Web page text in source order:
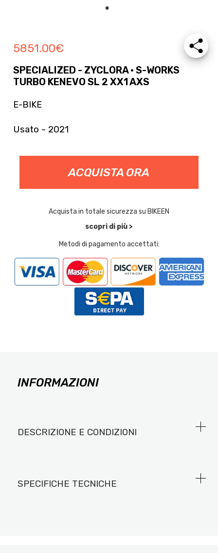
5851.00€
SPECIALIZED - ZYCLORA · S-WORKS
TURBO KENEVO SL 2 XX1 AXS
E-BIKE
Usato - 2021
ACQUISTA ORA
Acquista in totale sicurezza su BIKEEN
scopri di più >
Metodi di pagamento accettati:
INFORMAZIONI
DESCRIZIONE E CONDIZIONI
SPECIFICHE TECNICHE